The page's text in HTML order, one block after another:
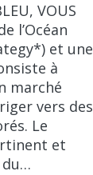
VOUS
l’Océan
et une
à
marché
vers des
Le
et
du…